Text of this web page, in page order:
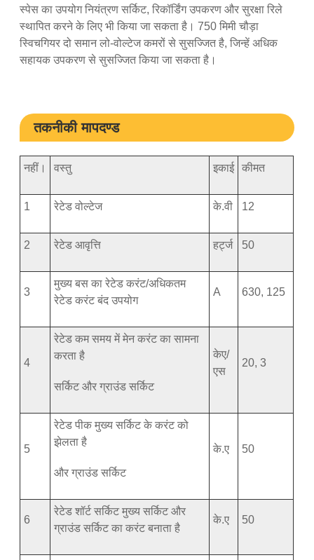
स्पेस का उपयोग नियंत्रण सर्किट, रिकॉर्डिंग उपकरण और सुरक्षा रिले
स्थापित करने के लिए भी किया जा सकता है। 750 मिमी चौड़ा
स्विचगियर दो समान लो-वोल्टेज कमरों से सुसज्जित है, जिन्हें अधिक
सहायक उपकरण से सुसज्जित किया जा सकता है।
तकनीकी मापदण्ड
नहीं। वस्तु इकाई कीमत
1 रेटेड वोल्टेज के.वी 12
2 रेटेड आवृत्ति हर्ट्ज 50
3
मुख्य बस का रेटेड करंट/अधिकतम
रेटेड करंट बंद उपयोग
A 630, 125
4
रेटेड कम समय में मेन करंट का सामना
करता है
सर्किट और ग्राउंड सर्किट
केए/
एस
20, 3
5
रेटेड पीक मुख्य सर्किट के करंट को
झेलता है
और ग्राउंड सर्किट
के.ए 50
6
रेटेड शॉर्ट सर्किट मुख्य सर्किट और
ग्राउंड सर्किट का करंट बनाता है
के.ए 50